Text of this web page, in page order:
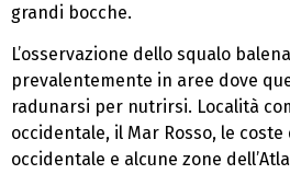
grandi bocche.
L’osservazione dello squalo
prevalentemente in aree dove
radunarsi per nutrirsi. Località
occidentale, il Mar Rosso, le coste
occidentale e alcune zone